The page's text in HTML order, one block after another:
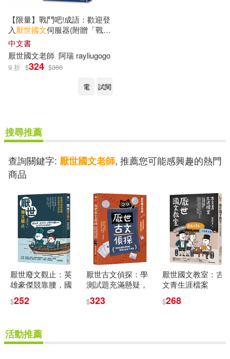
【限量】戰鬥吧!成語：歡迎登
入厭世國文伺服器(附贈「戰鬥
吧!人生」出門必問之骰一組2
款)
中文書
厭世國文老師 阿瑞 rayliugogo
9 折 $324 $360
電
試閱
搜尋推薦
查詢關鍵字: 厭世國文老師, 推薦您可能感興趣的熱門
商品
厭世廢文觀止：英
雄豪傑競靠腰，國
$252
厭世古文偵探：學
測試題充滿懸疑，
$323
厭世國文教室：古
文青生涯檔案
$268
活動推薦